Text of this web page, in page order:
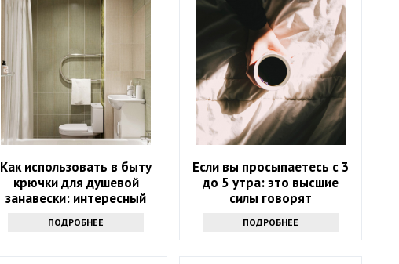
Как использовать в быту
крючки для душевой
занавески: интересный
захочется его повторить
ПОДРОБНЕЕ
Если вы просыпаетесь с 3
до 5 утра: это высшие
силы говорят
ПОДРОБНЕЕ